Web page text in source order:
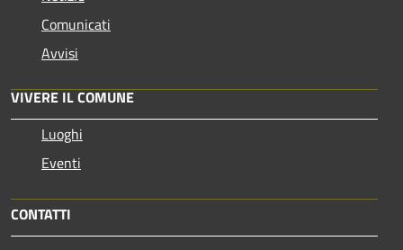
Comunicati
Avvisi
VIVERE IL COMUNE
Luoghi
Eventi
CONTATTI